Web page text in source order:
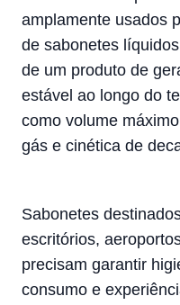
amplamente usados
de sabonetes
de um produto de
estável ao longo do
como volume
gás e cinética de
Sabonetes
escritórios,
precisam garantir
consumo e